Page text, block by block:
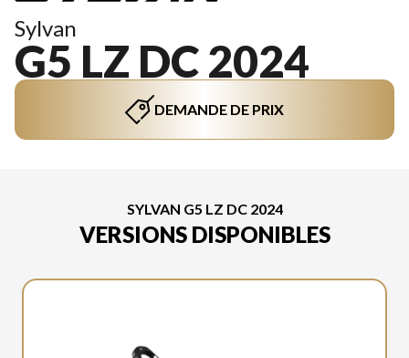
Sylvan
G5 LZ DC 2024
DEMANDE DE PRIX
SYLVAN G5 LZ DC 2024
VERSIONS DISPONIBLES